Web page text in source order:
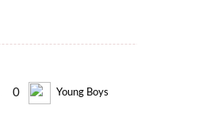
0 Young Boys